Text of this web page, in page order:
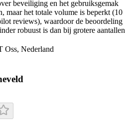
beveiliging en het gebruiksgemak
maar het totale volume is beperkt (10
reviews), waardoor de beoordeling
robuust is dan bij grotere aantallen
Oss, Nederland